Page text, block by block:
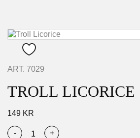
ART. 7029
TROLL LICORICE
149 KR
- +